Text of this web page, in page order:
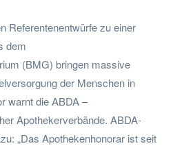
Referentenentwürfe zu einer
dem
(BMG) bringen massive
der Menschen in
warnt die ABDA –
Apothekerverbände. ABDA-
„Das Apothekenhonorar ist seit